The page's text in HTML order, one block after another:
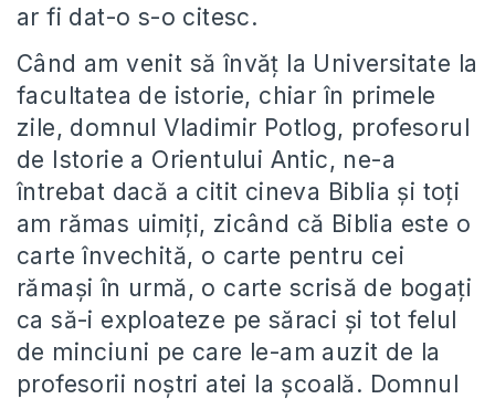
ar fi dat-o s-o citesc.
Când am venit să învăț la Universitate la
facultatea de istorie, chiar în primele
zile, domnul Vladimir Potlog, profesorul
de Istorie a Orientului Antic, ne-a
întrebat dacă a citit cineva Biblia și toți
am rămas uimiți, zicând că Biblia este o
carte învechită, o carte pentru cei
rămași în urmă, o carte scrisă de bogați
ca să-i exploateze pe săraci și tot felul
de minciuni pe care le-am auzit de la
profesorii noștri atei la școală. Domnul